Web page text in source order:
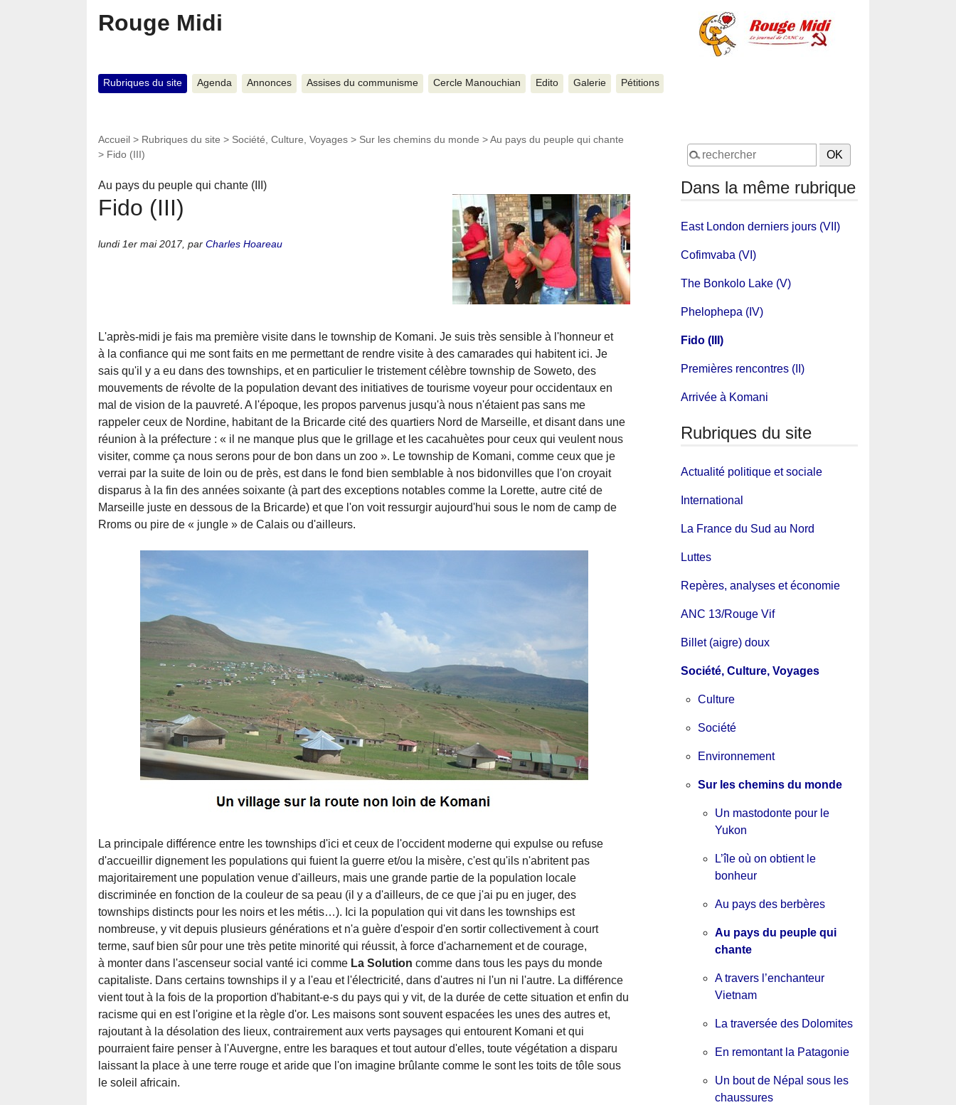
Rouge Midi
Rubriques du site Agenda Annonces Assises du communisme Cercle Manouchian Edito Galerie Pétitions
Accueil > Rubriques du site > Société, Culture, Voyages > Sur les chemins du monde >Au pays du peuple qui chante
> Fido (III)
Au pays du peuple qui chante (III)
Fido (III)
lundi 1er mai 2017, par Charles Hoareau
L'après-midi je fais ma première visite dans le township de Komani. Je suis très sensible à l'honneur et
à la confiance qui me sont faits en me permettant de rendre visite à des camarades qui habitent ici. Je
sais qu'il y a eu dans des townships, et en particulier le tristement célèbre township de Soweto, des
mouvements de révolte de la population devant des initiatives de tourisme voyeur pour occidentaux en
mal de vision de la pauvreté. A l'époque, les propos parvenus jusqu'à nous n'étaient pas sans me
rappeler ceux de Nordine, habitant de la Bricarde cité des quartiers Nord de Marseille, et disant dans une
réunion à la préfecture : « il ne manque plus que le grillage et les cacahuètes pour ceux qui veulent nous
visiter, comme ça nous serons pour de bon dans un zoo ». Le township de Komani, comme ceux que je
verrai par la suite de loin ou de près, est dans le fond bien semblable à nos bidonvilles que l'on croyait
disparus à la fin des années soixante (à part des exceptions notables comme la Lorette, autre cité de
Marseille juste en dessous de la Bricarde) et que l'on voit ressurgir aujourd'hui sous le nom de camp de
Rroms ou pire de « jungle » de Calais ou d'ailleurs.
La principale différence entre les townships d'ici et ceux de l'occident moderne qui expulse ou refuse
d'accueillir dignement les populations qui fuient la guerre et/ou la misère, c'est qu'ils n'abritent pas
majoritairement une population venue d'ailleurs, mais une grande partie de la population locale
discriminée en fonction de la couleur de sa peau (il y a d'ailleurs, de ce que j'ai pu en juger, des
townships distincts pour les noirs et les métis…). Ici la population qui vit dans les townships est
nombreuse, y vit depuis plusieurs générations et n'a guère d'espoir d'en sortir collectivement à court
terme, sauf bien sûr pour une très petite minorité qui réussit, à force d'acharnement et de courage,
à monter dans l'ascenseur social vanté ici comme La Solution comme dans tous les pays du monde
capitaliste. Dans certains townships il y a l'eau et l'électricité, dans d'autres ni l'un ni l'autre. La différence
vient tout à la fois de la proportion d'habitant-e-s du pays qui y vit, de la durée de cette situation et enfin du
racisme qui en est l'origine et la règle d'or. Les maisons sont souvent espacées les unes des autres et,
rajoutant à la désolation des lieux, contrairement aux verts paysages qui entourent Komani et qui
pourraient faire penser à l'Auvergne, entre les baraques et tout autour d'elles, toute végétation a disparu
laissant la place à une terre rouge et aride que l'on imagine brûlante comme le sont les toits de tôle sous
le soleil africain.
Dans la même rubrique
East London derniers jours (VII)
Cofimvaba (VI)
The Bonkolo Lake (V)
Phelophepa (IV)
Fido (III)
Premières rencontres (II)
Arrivée à Komani
Rubriques du site
Actualité politique et sociale
International
La France du Sud au Nord
Luttes
Repères, analyses et économie
ANC 13/Rouge Vif
Billet (aigre) doux
Société, Culture, Voyages
Culture
Société
Environnement
Sur les chemins du monde
Un mastodonte pour le
Yukon
L’île où on obtient le
bonheur
Au pays des berbères
Au pays du peuple qui
chante
A travers l’enchanteur
Vietnam
La traversée des Dolomites
En remontant la Patagonie
Un bout de Népal sous les
chaussures